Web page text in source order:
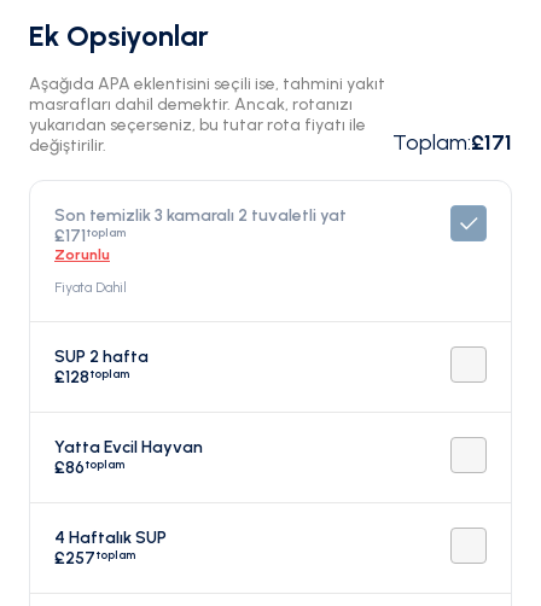
Ek Opsiyonlar
Aşağıda APA eklentisini seçili ise, tahmini yakıt
masrafları dahil demektir. Ancak, rotanızı
yukarıdan seçerseniz, bu tutar rota fiyatı ile
değiştirilir.
Toplam:£171
Son temizlik 3 kamaralı 2 tuvaletli yat
£171toplam
Zorunlu
Fiyata Dahil
SUP 2 hafta
£128toplam
Yatta Evcil Hayvan
£86toplam
4 Haftalık SUP
£257toplam